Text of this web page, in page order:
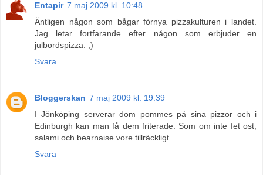
Entapir 7 maj 2009 kl. 10:48
Äntligen någon som bågar förnya pizzakulturen i landet.
Jag letar fortfarande efter någon som erbjuder en
julbordspizza. ;)
Svara
Bloggerskan 7 maj 2009 kl. 19:39
I Jönköping serverar dom pommes på sina pizzor och i
Edinburgh kan man få dem friterade. Som om inte fet ost,
salami och bearnaise vore tillräckligt...
Svara